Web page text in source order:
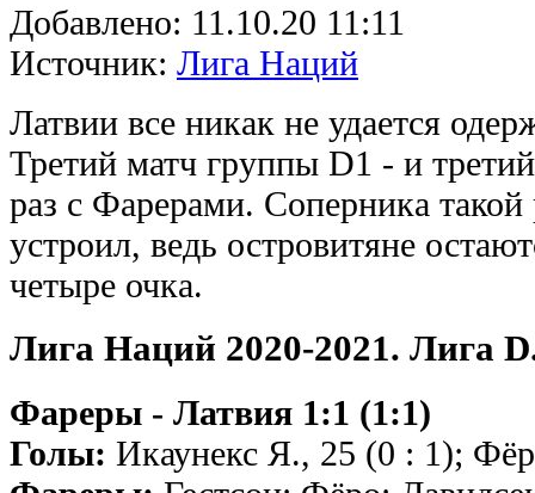
Добавлено: 11.10.20 11:11
Источник: Лига Наций
Латвии все никак не удается
Третий матч группы D1 - и
раз с Фарерами. Соперника такой
устроил, ведь островитяне
четыре очка.
Лига Наций 2020-2021. Лига
Фареры - Латвия 1:1 (1:1)
Голы: Икаунекс Я., 25 (0 : 1);